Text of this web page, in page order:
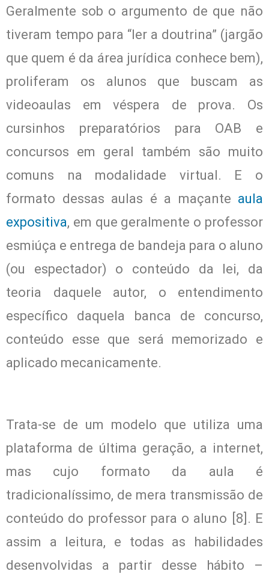
Geralmente sob o argumento de que não
tiveram tempo para “ler a doutrina” (jargão
que quem é da área jurídica conhece bem),
proliferam os alunos que buscam as
videoaulas em véspera de prova. Os
cursinhos preparatórios para OAB e
concursos em geral também são muito
comuns na modalidade virtual. E o
formato dessas aulas é a maçante aula
expositiva, em que geralmente o professor
esmiúça e entrega de bandeja para o aluno
(ou espectador) o conteúdo da lei, da
teoria daquele autor, o entendimento
específico daquela banca de concurso,
conteúdo esse que será memorizado e
aplicado mecanicamente.
Trata-se de um modelo que utiliza uma
plataforma de última geração, a internet,
mas cujo formato da aula é
tradicionalíssimo, de mera transmissão de
conteúdo do professor para o aluno [8]. E
assim a leitura, e todas as habilidades
desenvolvidas a partir desse hábito –